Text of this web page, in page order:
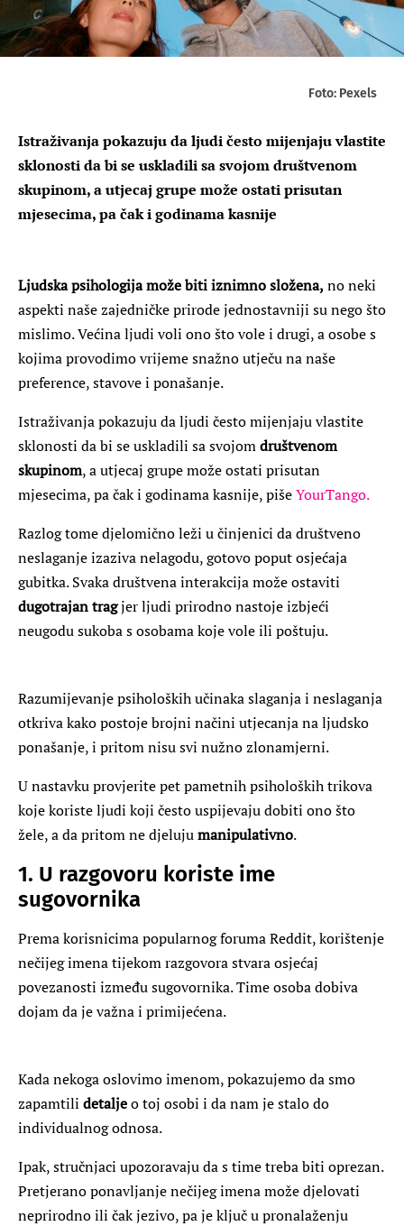
Foto: Pexels
Istraživanja pokazuju da ljudi često mijenjaju vlastite
sklonosti da bi se uskladili sa svojom društvenom
skupinom, a utjecaj grupe može ostati prisutan
mjesecima, pa čak i godinama kasnije
Ljudska psihologija može biti iznimno složena, no neki
aspekti naše zajedničke prirode jednostavniji su nego što
mislimo. Većina ljudi voli ono što vole i drugi, a osobe s
kojima provodimo vrijeme snažno utječu na naše
preference, stavove i ponašanje.
Istraživanja pokazuju da ljudi često mijenjaju vlastite
sklonosti da bi se uskladili sa svojomdruštvenom
skupinom, a utjecaj grupe može ostati prisutan
mjesecima, pa čak i godinama kasnije, pišeYourTango.
Razlog tome djelomično leži u činjenici da društveno
neslaganje izaziva nelagodu, gotovo poput osjećaja
gubitka. Svaka društvena interakcija može ostaviti
dugotrajan tragjer ljudi prirodno nastoje izbjeći
neugodu sukoba s osobama koje vole ili poštuju.
Razumijevanje psiholoških učinaka slaganja i neslaganja
otkriva kako postoje brojni načini utjecanja na ljudsko
ponašanje, i pritom nisu svi nužno zlonamjerni.
U nastavku provjerite pet pametnih psiholoških trikova
koje koriste ljudi koji često uspijevaju dobiti ono što
žele, a da pritom ne djelujumanipulativno.
1. U razgovoru koriste ime
sugovornika
Prema korisnicima popularnog foruma Reddit, korištenje
nečijeg imena tijekom razgovora stvara osjećaj
povezanosti između sugovornika. Time osoba dobiva
dojam da je važna i primijećena.
Kada nekoga oslovimo imenom, pokazujemo da smo
zapamtili detaljeo toj osobi i da nam je stalo do
individualnog odnosa.
Ipak, stručnjaci upozoravaju da s time treba biti oprezan.
Pretjerano ponavljanje nečijeg imena može djelovati
neprirodno ili čak jezivo, pa je ključ u pronalaženju